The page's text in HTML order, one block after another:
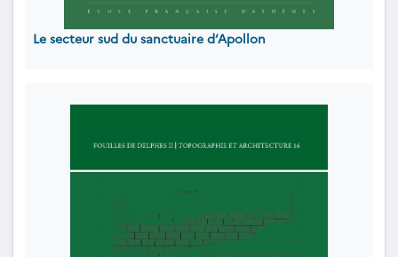
Le secteur sud du sanctuaire d’Apollon